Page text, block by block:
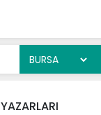
YAZARLARI